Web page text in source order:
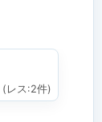
(レス:2件)